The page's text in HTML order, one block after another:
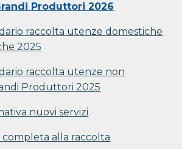
Produttori 2026
raccolta utenze domestiche
2025
raccolta utenze non
Produttori 2025
nuovi servizi
completa alla raccolta